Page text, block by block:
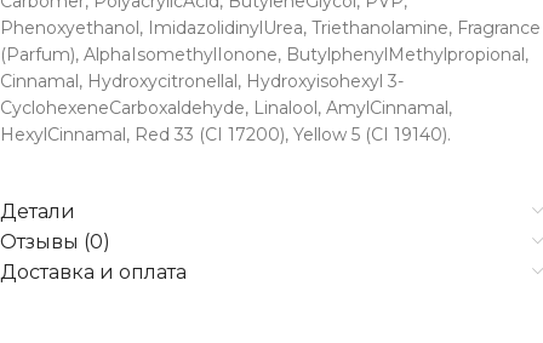
Phenoxyethanol, ImidazolidinylUrea, Triethanolamine, Fragrance
(Parfum), AlphaIsomethylIonone, ButylphenylMethylpropional,
Cinnamal, Hydroxycitronellal, Hydroxyisohexyl 3-
CyclohexeneCarboxaldehyde, Linalool, AmylCinnamal,
HexylCinnamal, Red 33 (CI 17200), Yellow 5 (CI 19140).
Детали
Отзывы (0)
Доставка и оплата